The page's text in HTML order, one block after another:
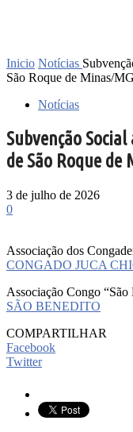
Inicio Notícias
São Roque de Minas/
Notícias
Subvenção
de São Roque de
3 de julho de 2026
0
Associação dos
CONGADO JUCA
Associação Congo “São
SÃO BENEDITO
COMPARTILHAR
Facebook
Twitter